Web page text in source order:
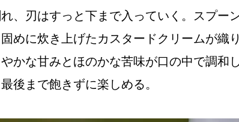
、刃はすっと下まで入っていく。スプ
めに炊き上げたカスタードクリームが織
かな甘みとほのかな苦味が口の中で調
後まで飽きずに楽しめる。